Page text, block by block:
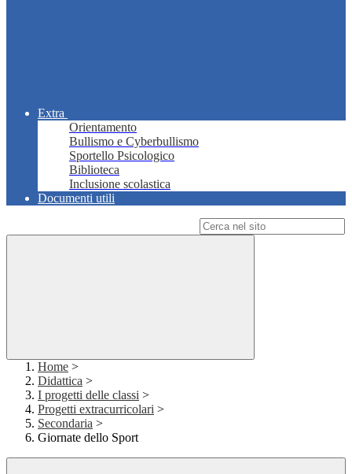
Extra
Orientamento
Bullismo e Cyberbullismo
Sportello Psicologico
Biblioteca
Inclusione scolastica
Documenti utili
Home >
Didattica >
I progetti delle classi >
Progetti extracurricolari >
Secondaria >
Giornate dello Sport